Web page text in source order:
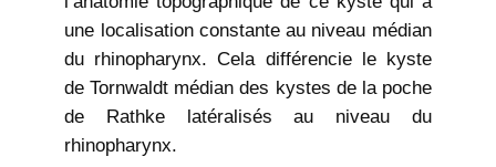
une localisation constante au niveau médian
du rhinopharynx. Cela différencie le kyste
de Tornwaldt médian des kystes de la poche
de Rathke latéralisés au niveau du
rhinopharynx.